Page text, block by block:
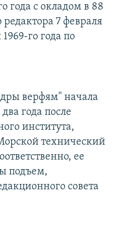
года с окладом в 88
7 февраля
го года по
верфям" начала
года после
института,
технический
ее
подъем,
совета